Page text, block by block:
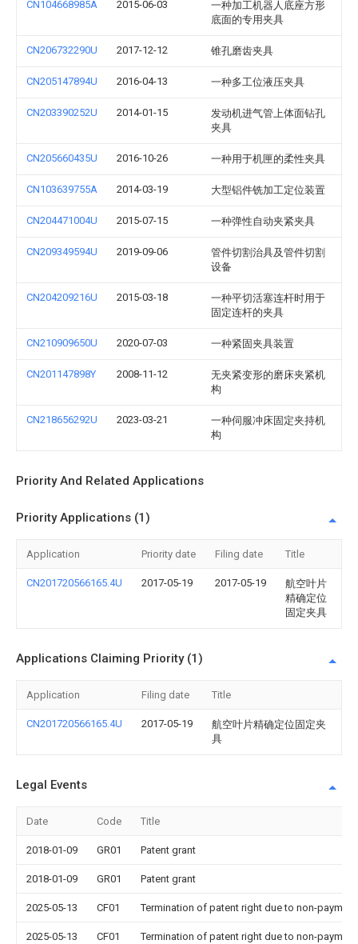
CN104668985A 2015-06-03
一种加工机器人底座方形
底面的专用夹具
CN206732290U 2017-12-12 锥孔磨齿夹具
CN205147894U 2016-04-13 一种多工位液压夹具
CN203390252U 2014-01-15
发动机进气管上体面钻孔
夹具
CN205660435U 2016-10-26 一种用于机匣的柔性夹具
CN103639755A 2014-03-19 大型铝件铣加工定位装置
CN204471004U 2015-07-15 一种弹性自动夹紧夹具
CN209349594U 2019-09-06
管件切割治具及管件切割
设备
CN204209216U 2015-03-18
一种平切活塞连杆时用于
固定连杆的夹具
CN210909650U 2020-07-03 一种紧固夹具装置
CN201147898Y 2008-11-12
无夹紧变形的磨床夹紧机
构
CN218656292U 2023-03-21
一种伺服冲床固定夹持机
构
Priority And Related Applications
Priority Applications (1)
Application Priority date Filing date Title
CN201720566165.4U 2017-05-19 2017-05-19
航空叶片
精确定位
固定夹具
Applications Claiming Priority (1)
Application Filing date Title
CN201720566165.4U 2017-05-19
航空叶片精确定位固定夹
具
Legal Events
Date Code Title
2018-01-09 GR01 Patent grant
2018-01-09 GR01 Patent grant
2025-05-13 CF01 Termination of patent right due to non-
2025-05-13 CF01 Termination of patent right due to non-